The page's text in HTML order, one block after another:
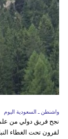
واشنطن ـ السعودية اليوم
نجح فريق دولي من
لقرون تحت الغطاء